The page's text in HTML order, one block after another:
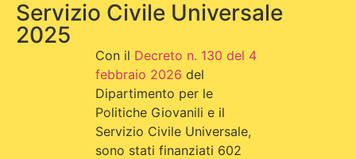
Servizio Civile Universale
2025
Con il Decreto n. 130 del 4
febbraio 2026 del
Dipartimento per le
Politiche Giovanili e il
Servizio Civile Universale,
sono stati finanziati 602